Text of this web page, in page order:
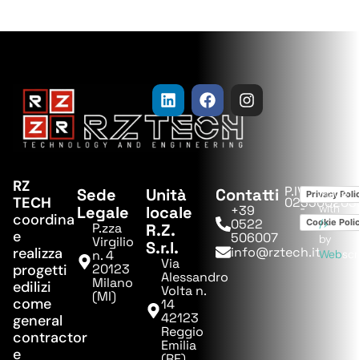
RZ
TECH
coordina
e
realizza
progetti
edilizi
come
general
contractor
e
Sede
Legale
P.zza
Virgilio
n. 4
20123
Milano
(MI)
Unità
locale
R.Z.
S.r.l.
Via
Alessandro
Volta n.
14
42123
Reggio
Emilia
Contatti
+39
0522
506007
info@rztech.it
P.IVA:Privacy
-
Cookie
Made
with
/>
by
Web